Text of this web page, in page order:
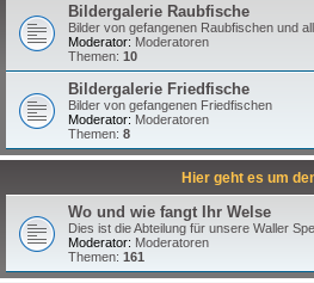
Bildergalerie Raubfische
Bilder von gefangenen Raubfischen und
Moderator: Moderatoren
Themen: 10
Bildergalerie Friedfische
Bilder von gefangenen Friedfischen
Moderator: Moderatoren
Themen: 8
Hier geht es um
Wo und wie fangt Ihr Welse
Dies ist die Abteilung für unsere Waller
Moderator: Moderatoren
Themen: 161